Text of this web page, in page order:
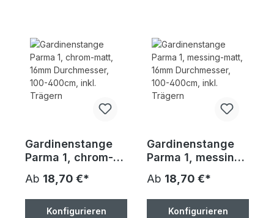
Gardinenstange
Parma 1, chrom-
Durchmesser,
100-400cm, inkl.
Trägern
Ab 18,70 €*
Konfigurieren
Gardinenstange
Parma 1, messing-
Durchmesser,
100-400cm, inkl.
Trägern
Ab 18,70 €*
Konfigurieren